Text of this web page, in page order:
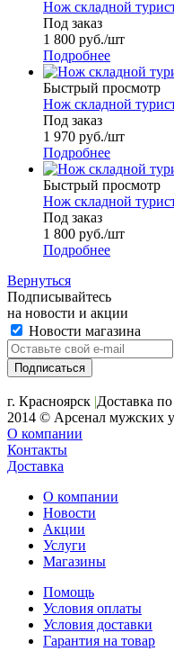
Нож складной
Под заказ
1 800 руб./шт
Подробнее
Быстрый просмотр
Нож складной
Под заказ
1 970 руб./шт
Подробнее
Быстрый просмотр
Нож складной
Под заказ
1 800 руб./шт
Подробнее
Вернуться
Подписывайтесь
на новости и акции
Новости магазина
г. Красноярск |Доставка
2014 © Арсенал мужских
О компании
Контакты
Доставка
О компании
Новости
Акции
Услуги
Магазины
Помощь
Условия оплаты
Условия доставки
Гарантия на товар